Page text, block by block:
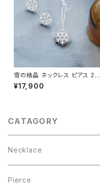
雪の結晶 ネックレス ピアス 2点
セット シルバー925
¥17,900
CATAGORY
Necklace
Pierce